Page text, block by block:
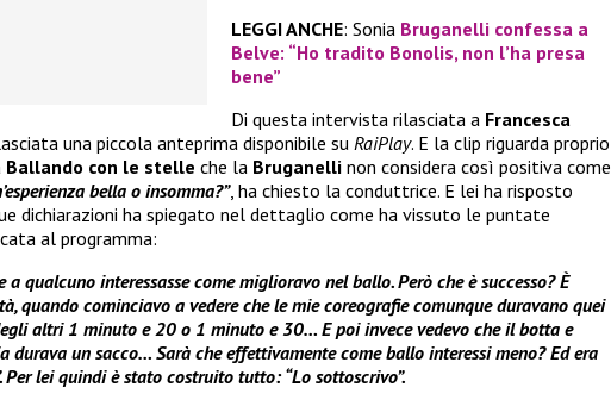
LEGGI ANCHE: Sonia Bruganelli confessa a
Belve: “Ho tradito Bonolis, non l’ha presa
bene”
Di questa intervista rilasciata a Francesca
una piccola anteprima disponibile su RaiPlay. E la clip riguarda proprio
Ballando con le stelle che la Bruganelli non considera così positiva come
bella o insomma?”, ha chiesto la conduttrice. E lei ha risposto
dichiarazioni ha spiegato nel dettaglio come ha vissuto le puntate
al programma:
a qualcuno interessasse come miglioravo nel ballo. Però che è successo? È
quando cominciavo a vedere che le mie coreografie comunque duravano quei
altri 1 minuto e 20 o 1 minuto e 30… E poi invece vedevo che il botta e
durava un sacco… Sarà che effettivamente come ballo interessi meno? Ed era
Per lei quindi è stato costruito tutto: “Lo sottoscrivo”.